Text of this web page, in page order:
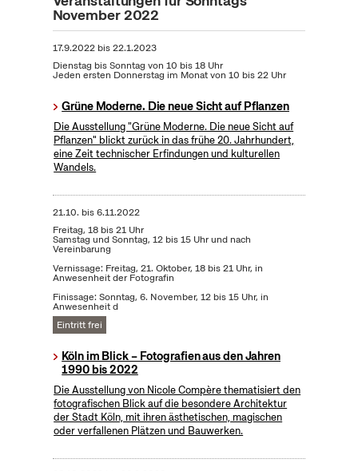
November 2022
17.9.2022bis22.1.2023
Dienstag bis Sonntag von 10 bis 18 Uhr
Jeden ersten Donnerstag im Monat von 10 bis 22 Uhr
Grüne Moderne. Die neue Sicht auf Pflanzen
Die Ausstellung "Grüne Moderne. Die neue Sicht auf
Pflanzen" blickt zurück in das frühe 20. Jahrhundert,
eine Zeit technischer Erfindungen und kulturellen
Wandels.
21.10. bis6.11.2022
Freitag, 18 bis 21 Uhr
Samstag und Sonntag, 12 bis 15 Uhr und nach
Vereinbarung
Vernissage: Freitag, 21. Oktober, 18 bis 21 Uhr, in
Anwesenheit der Fotografin
Finissage: Sonntag, 6. November, 12 bis 15 Uhr, in
Anwesenheit d
Eintritt frei
Köln im Blick – Fotografien aus den Jahren
1990 bis 2022
Die Ausstellung von Nicole Compère thematisiert den
fotografischen Blick auf die besondere Architektur
der Stadt Köln, mit ihren ästhetischen, magischen
oder verfallenen Plätzen und Bauwerken.